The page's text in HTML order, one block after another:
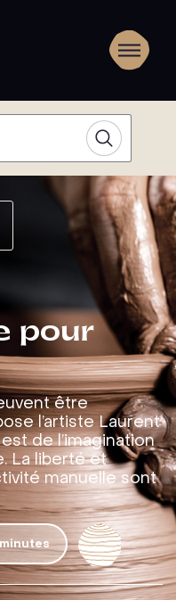
pour
être
l’artiste Laurent
de l’imagination
La liberté et
manuelle sont